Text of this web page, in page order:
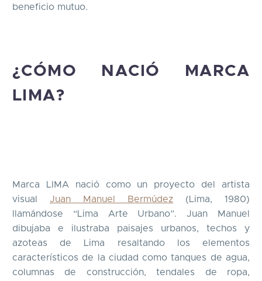
beneficio mutuo.
¿CÓMO NACIÓ MARCA
LIMA?
Marca LIMA nació como un proyecto del artista
visual Juan Manuel Bermúdez (Lima, 1980)
llamándose “Lima Arte Urbano”. Juan Manuel
dibujaba e ilustraba paisajes urbanos, techos y
azoteas de Lima resaltando los elementos
característicos de la ciudad como tanques de agua,
columnas de construcción, tendales de ropa,